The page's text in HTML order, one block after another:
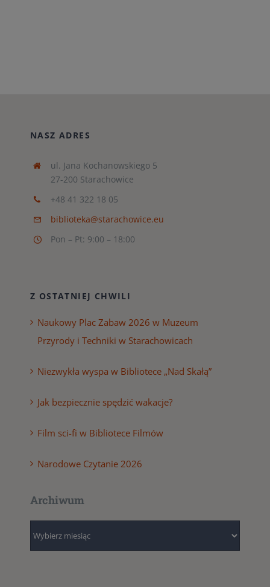
NASZ ADRES
ul. Jana Kochanowskiego 5
27-200 Starachowice
+48 41 322 18 05
biblioteka@starachowice.eu
Pon – Pt: 9:00 – 18:00
Z OSTATNIEJ CHWILI
Naukowy Plac Zabaw 2026 w Muzeum
Przyrody i Techniki w Starachowicach
Niezwykła wyspa w Bibliotece „Nad Skałą”
Jak bezpiecznie spędzić wakacje?
Film sci-fi w Bibliotece Filmów
Narodowe Czytanie 2026
Archiwum